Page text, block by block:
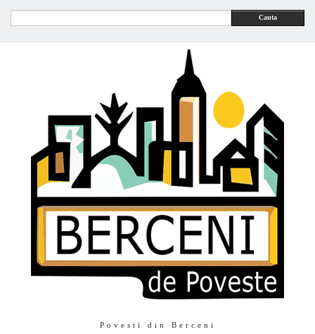
Cauta
Povesti din Berceni